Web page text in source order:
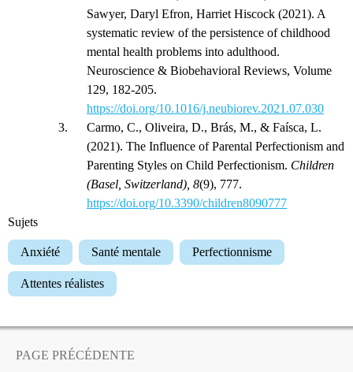
Sawyer, Daryl Efron, Harriet Hiscock (2021). A
systematic review of the persistence of childhood
mental health problems into adulthood.
Neuroscience & Biobehavioral Reviews, Volume
129, 182-205.
https://doi.org/10.1016/j.neubiorev.2021.07.030
Carmo, C., Oliveira, D., Brás, M., & Faísca, L.
(2021). The Influence of Parental Perfectionism and
Parenting Styles on Child Perfectionism. Children
(Basel, Switzerland), 8(9), 777.
https://doi.org/10.3390/children8090777
Sujets
Anxiété Santé mentale Perfectionnisme
Attentes réalistes
PAGE PRÉCÉDENTE